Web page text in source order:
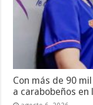
Con más de 90
a carabobeños